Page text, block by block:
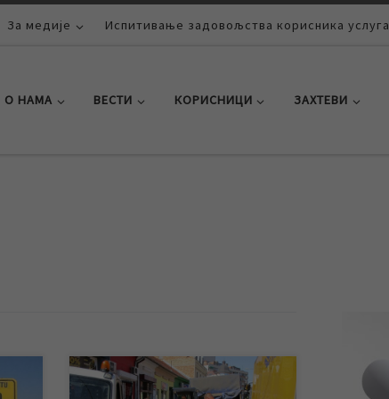
За медије Испитивање задовољства корисника услуга
О НАМА ВЕСТИ КОРИСНИЦИ ЗАХТЕВИ
Због хаварије на уличној